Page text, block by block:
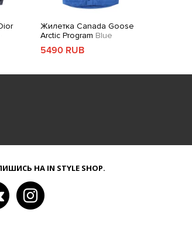
Жилетка Canada Goose
Arctic Program Blue
5490 RUB
НА IN STYLE SHOP.